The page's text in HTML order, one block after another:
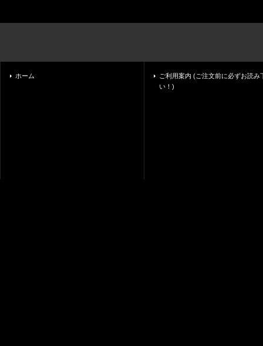
ホーム
ご利用案内 (ご注文前に必ずお読み
い！)